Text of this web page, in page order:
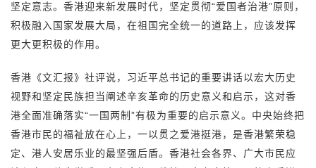
坚定意志。香港迎来新发展时代，坚定贯彻“爱国者治港”原则，
积极融入国家发展大局，在祖国完全统一的道路上，应该发挥
更大更积极的作用。
香港《文汇报》社评说，习近平总书记的重要讲话以宏大历史
视野和坚定民族担当阐述辛亥革命的历史意义和启示，这对香
港全面准确落实“一国两制”有极为重要的启示意义。中央始终把
香港市民的福祉放在心上，一以贯之爱港挺港，是香港繁荣稳
定、港人安居乐业的最坚强后盾。香港社会各界、广大市民应